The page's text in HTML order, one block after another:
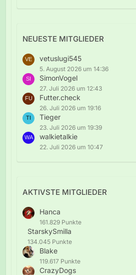
NEUESTE MITGLIEDER
vetuslugi545
5. August 2026 um 14:36
SimonVogel
27. Juli 2026 um 12:43
Futter.check
26. Juli 2026 um 19:16
Tieger
23. Juli 2026 um 19:39
walkietalkie
22. Juli 2026 um 10:47
AKTIVSTE MITGLIEDER
Hanca
161.829 Punkte
StarskySmilla
134.045 Punkte
Blake
119.617 Punkte
CrazyDogs